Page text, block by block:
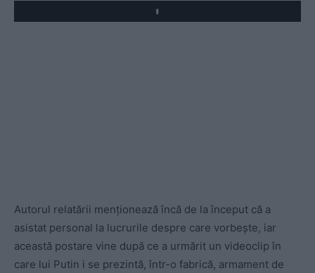
Play
Autorul relatării menționează încă de la început că a
asistat personal la lucrurile despre care vorbește, iar
această postare vine după ce a urmărit un videoclip în
care lui Putin i se prezintă, într-o fabrică, armament de